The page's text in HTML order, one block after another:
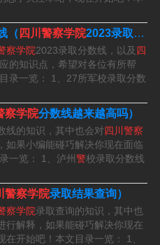
人民政府主办，省公安厅与
制政法公安类普通本科院
至6月30日，是因为这几天
个工作日之一，在此期间，
面试报名，大大提高了招生
备申请和报名。
年报名及考试时间安排，
报考时间为上半年12月-3
为4月和10月，4月考试时间
间是10月28日、29日。
（ 四川警察学院2023录取分数线表）
察学院2023录取分数线，以及 四
的知识点，希望对各位有所帮
录一览： 1、27所军校录取分数
察学院分数线越来越高吗）
线的知识，其中也会对四川警察
如果小编能碰巧解决你现在面临
一览： 1、泸州警校录取分数线
警察学院录取结果查询）
察学院录取查询的知识，其中也
行解释，如果能碰巧解决你现在
开始吧！本文目录一览： 1、